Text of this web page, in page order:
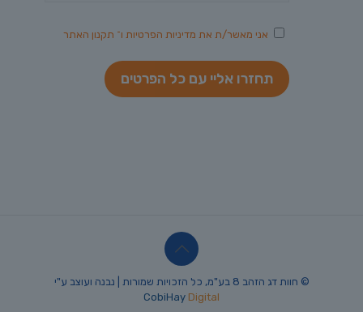
אני מאשר/ת את מדיניות הפרטיות ו־ תקנון האתר
© חוות דג הזהב 8 בע"מ, כל הזכויות שמורות | נבנה ועוצב ע"י
CobiHay Digital